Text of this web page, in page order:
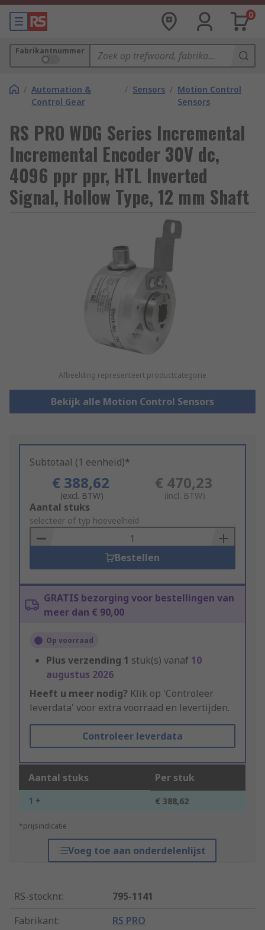
0
Fabrikantnummer
/ Automation &
Control Gear
/ Sensors / Motion Control
Sensors
RS PRO WDG Series Incremental
Incremental Encoder 30V dc,
4096 ppr ppr, HTL Inverted
Signal, Hollow Type, 12 mm Shaft
Afbeelding representeert productcategorie
Bekijk alle Motion Control Sensors
Subtotaal (1 eenheid)*
€ 388,62
(excl. BTW)
€ 470,23
(incl. BTW)
Add
to
Basket
Aantal stuks
selecteer of typ hoeveelheid
Bestellen
GRATIS bezorging voor bestellingen van
meer dan € 90,00
Op voorraad
Plus verzending 1 stuk(s) vanaf 10
augustus 2026
Heeft u meer nodig? Klik op 'Controleer
leverdata' voor extra voorraad en levertijden.
Controleer leverdata
Aantal stuks Per stuk
1 + € 388,62
*prijsindicatie
Voeg toe aan onderdelenlijst
RS-stocknr.:
795-1141
Fabrikant: RS PRO